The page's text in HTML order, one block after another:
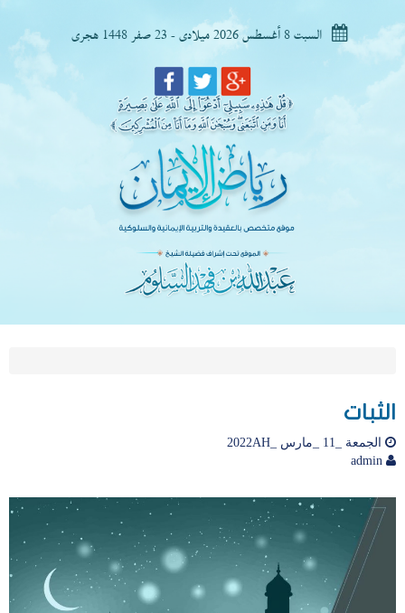
السبت 8 أغسطس 2026 ميلادى - 23 صفر 1448 هجرى
الثبات
الجمعة _11 _مارس _2022AH